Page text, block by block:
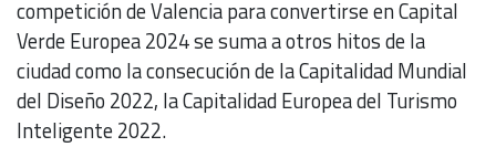
competición de Valencia para convertirse en Capital
Verde Europea 2024 se suma a otros hitos de la
ciudad como la consecución de la Capitalidad Mundial
del Diseño 2022, la Capitalidad Europea del Turismo
Inteligente 2022.